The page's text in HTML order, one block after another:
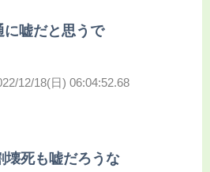
嘘だと思うで
12/18(日) 06:04:52.68
壊死も嘘だろうな